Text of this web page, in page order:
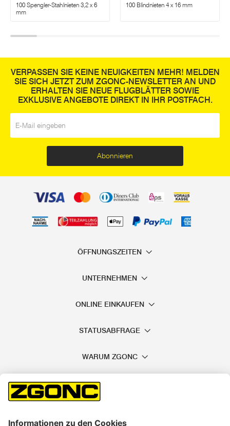
100 Spengler-Stahlnieten 3,2 x 6
mm
100 Blindnieten 4 x 16 mm
VERPASSEN SIE KEINE NEUIGKEITEN MEHR! MELDEN
SIE SICH JETZT ZUM ZGONC-NEWSLETTER AN UND
ERHALTEN SIE NEUE FLUGBLÄTTER SOWIE
EXKLUSIVE ANGEBOTE DIREKT IN IHR POSTFACH.
Abonnieren
ÖFFNUNGSZEITEN
UNTERNEHMEN
ONLINE EINKAUFEN
STATUSABFRAGE
WARUM ZGONC